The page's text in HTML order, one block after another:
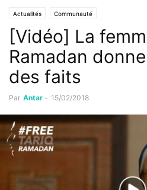
Actualités Communauté
[Vidéo] La
Ramadan
des faits
Par Antar - 15/02/2018